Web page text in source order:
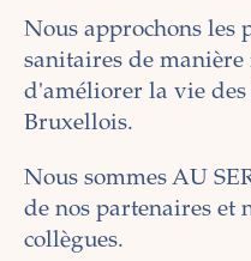
Nous approchons les
sanitaires de
d'améliorer la vie des
Bruxellois.
Nous sommes AU
de nos partenaires et
collègues.